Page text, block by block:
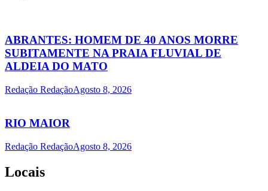
ABRANTES: HOMEM DE 40 ANOS MORRE
SUBITAMENTE NA PRAIA FLUVIAL DE
ALDEIA DO MATO
Redação RedaçãoAgosto 8, 2026
RIO MAIOR
Redação RedaçãoAgosto 8, 2026
Locais